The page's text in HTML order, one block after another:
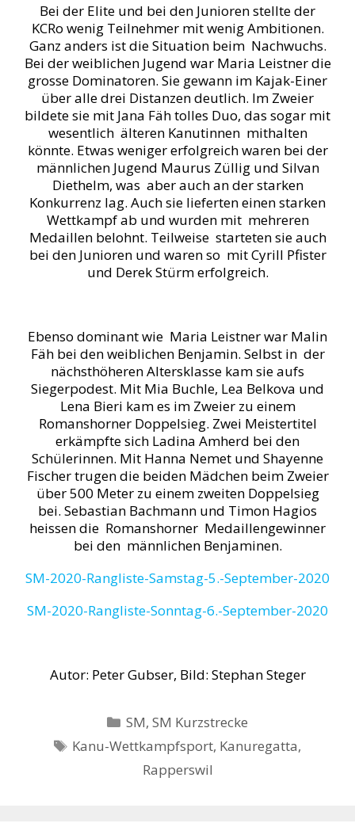
Bei der Elite und bei den Junioren stellte der
KCRo wenig Teilnehmer mit wenig Ambitionen.
Ganz anders ist die Situation beim Nachwuchs.
Bei der weiblichen Jugend war Maria Leistner die
grosse Dominatoren. Sie gewann im Kajak-Einer
über alle drei Distanzen deutlich. Im Zweier
bildete sie mit Jana Fäh tolles Duo, das sogar mit
wesentlich älteren Kanutinnen mithalten
könnte. Etwas weniger erfolgreich waren bei der
männlichen Jugend Maurus Züllig und Silvan
Diethelm, was aber auch an der starken
Konkurrenz lag. Auch sie lieferten einen starken
Wettkampf ab und wurden mit mehreren
Medaillen belohnt. Teilweise starteten sie auch
bei den Junioren und waren so mit Cyrill Pfister
und Derek Stürm erfolgreich.
Ebenso dominant wie Maria Leistner war Malin
Fäh bei den weiblichen Benjamin. Selbst in der
nächsthöheren Altersklasse kam sie aufs
Siegerpodest. Mit Mia Buchle, Lea Belkova und
Lena Bieri kam es im Zweier zu einem
Romanshorner Doppelsieg. Zwei Meistertitel
erkämpfte sich Ladina Amherd bei den
Schülerinnen. Mit Hanna Nemet und Shayenne
Fischer trugen die beiden Mädchen beim Zweier
über 500 Meter zu einem zweiten Doppelsieg
bei. Sebastian Bachmann und Timon Hagios
heissen die Romanshorner Medaillengewinner
bei den männlichen Benjaminen.
SM-2020-Rangliste-Samstag-5.-September-2020
SM-2020-Rangliste-Sonntag-6.-September-2020
Autor: Peter Gubser, Bild: Stephan Steger
Kategorien
SM, SM Kurzstrecke
Schlagwörter
Kanu-Wettkampfsport, Kanuregatta,
Rapperswil